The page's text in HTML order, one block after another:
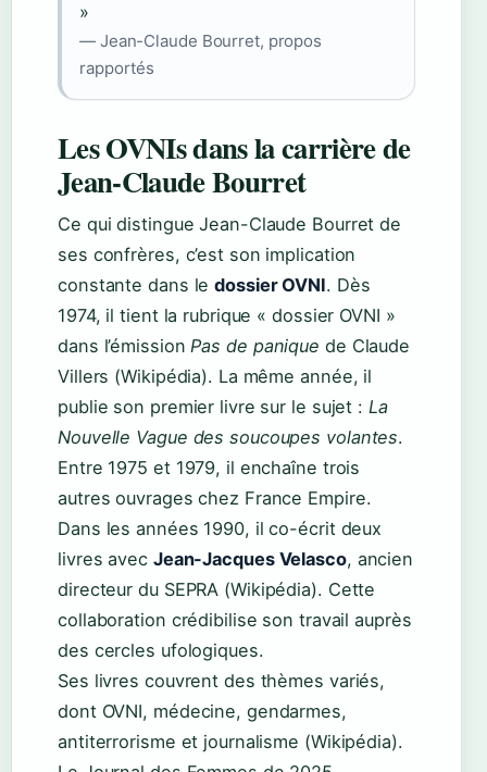
»
— Jean-Claude Bourret, propos
rapportés
Les OVNIs dans la carrière de
Jean-Claude Bourret
Ce qui distingue Jean-Claude Bourret de
ses confrères, c’est son implication
constante dans ledossier OVNI. Dès
1974, il tient la rubrique « dossier OVNI »
dans l’émissionPas de panique de Claude
Villers (Wikipédia). La même année, il
publie son premier livre sur le sujet : La
Nouvelle Vague des soucoupes volantes.
Entre 1975 et 1979, il enchaîne trois
autres ouvrages chez France Empire.
Dans les années 1990, il co-écrit deux
livres avec Jean-Jacques Velasco, ancien
directeur du SEPRA (Wikipédia). Cette
collaboration crédibilise son travail auprès
des cercles ufologiques.
Ses livres couvrent des thèmes variés,
dont OVNI, médecine, gendarmes,
antiterrorisme et journalisme (Wikipédia).